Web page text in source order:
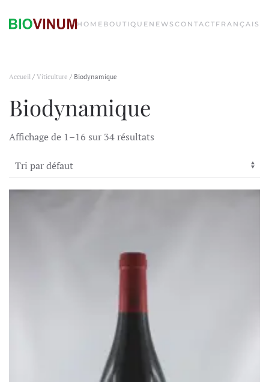
HOME BOUTIQUE NEWS CONTACT FRANÇAIS
Accueil / Viticulture / Biodynamique
Biodynamique
Affichage de 1–16 sur 34 résultats